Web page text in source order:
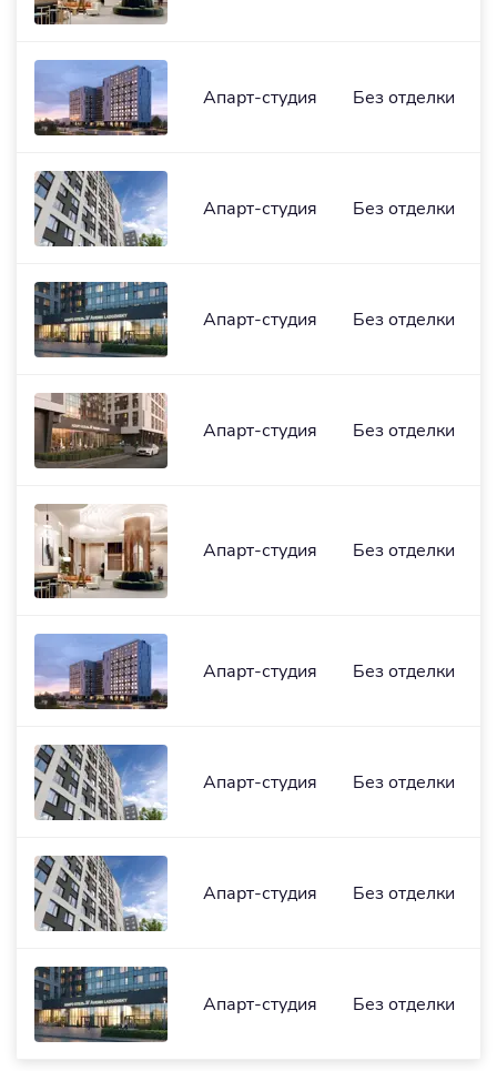
Апарт-студия Без отделки
Апарт-студия Без отделки
Апарт-студия Без отделки
Апарт-студия Без отделки
Апарт-студия Без отделки
Апарт-студия Без отделки
Апарт-студия Без отделки
Апарт-студия Без отделки
Апарт-студия Без отделки